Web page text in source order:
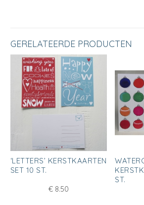
GERELATEERDE PRODUCTEN
‘LETTERS’ KERSTKAARTEN
SET 10 ST.
€8.50
ST.